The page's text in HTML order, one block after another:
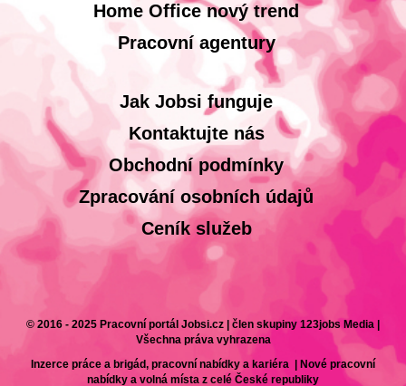
Home Office nový trend
Pracovní agentury
Jak Jobsi funguje
Kontaktujte nás
Obchodní podmínky
Zpracování osobních údajů
Ceník služeb
© 2016 - 2025 Pracovní portál Jobsi.cz | člen skupiny 123jobs Media |
Všechna práva vyhrazena
Inzerce práce a brigád, pracovní nabídky a kariéra | Nové pracovní
nabídky a volná místa z celé České republiky